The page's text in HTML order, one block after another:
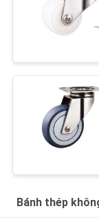
Bánh thép